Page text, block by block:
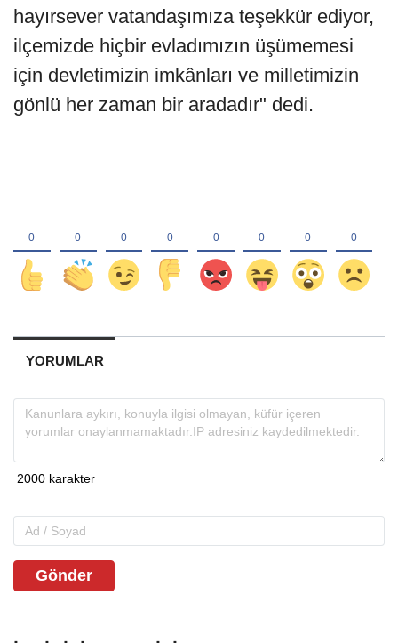
hayırsever vatandaşımıza teşekkür ediyor,
ilçemizde hiçbir evladımızın üşümemesi
için devletimizin imkânları ve milletimizin
gönlü her zaman bir aradadır" dedi.
YORUMLAR
Gönder